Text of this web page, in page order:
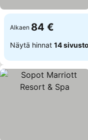
Alkaen 84 €
Näytä hinnat 14